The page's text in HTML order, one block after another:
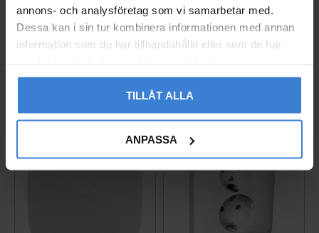
annons- och analysföretag som vi samarbetar med.
Dessa kan i sin tur kombinera informationen med annan
information som du har tillhandahållit eller som de har
TILLÅT ALLA
ANPASSA
Populära produkter